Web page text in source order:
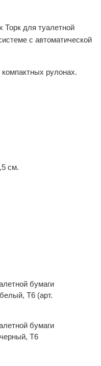
Торк для туалетной
с автоматической
рулонах.
см.
бумаги
T6 (арт.
бумаги
T6